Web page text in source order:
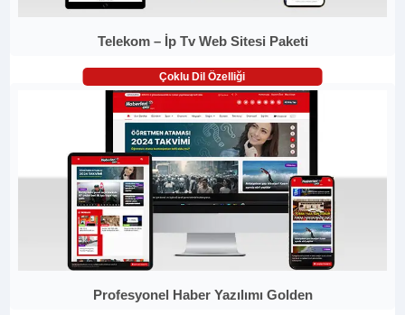
Telekom – İp Tv Web Sitesi Paketi
Çoklu Dil Özelliği
Profesyonel Haber Yazılımı Golden